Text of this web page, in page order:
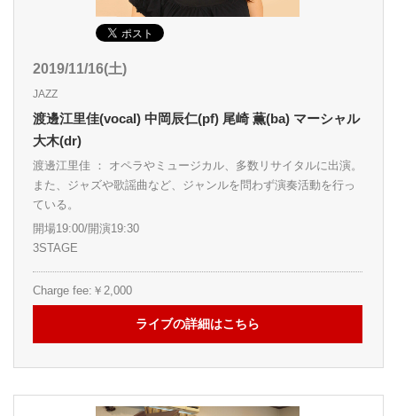
2019/11/16(土)
JAZZ
渡邊江里佳(vocal) 中岡辰仁(pf) 尾崎 薫(ba) マーシャル
大木(dr)
渡邊江里佳 ： オペラやミュージカル、多数リサイタルに出演。
また、ジャズや歌謡曲など、ジャンルを問わず演奏活動を行っ
ている。
開場19:00/開演19:30
3STAGE
Charge fee:￥2,000
ライブの詳細はこちら